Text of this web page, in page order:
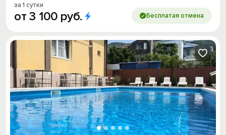
за 1 сутки
от3 100 руб. Бесплатая отмена